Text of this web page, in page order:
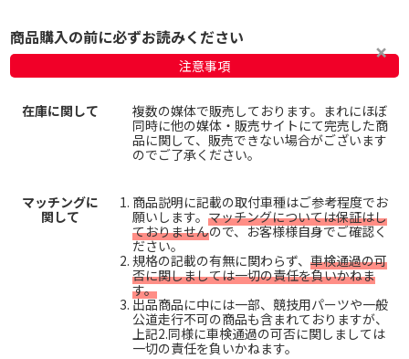
商品購入の前に必ずお読みください
注意事項
在庫に関して
複数の媒体で販売しております。まれにほぼ
同時に他の媒体・販売サイトにて完売した商
品に関して、販売できない場合がございます
のでご了承ください。
マッチングに
関して
商品説明に記載の取付車種はご参考程度でお
願いします。 マッチングについては保証はし
ておりませんので、お客様様自身でご確認く
ださい。
規格の記載の有無に関わらず、 車検通過の可
否に関しましては一切の責任を負いかねま
す。
出品商品に中には一部、競技用パーツや一般
公道走行不可の商品も含まれておりますが、
上記2.同様に車検通過の可否に関しましては
一切の責任を負いかねます。